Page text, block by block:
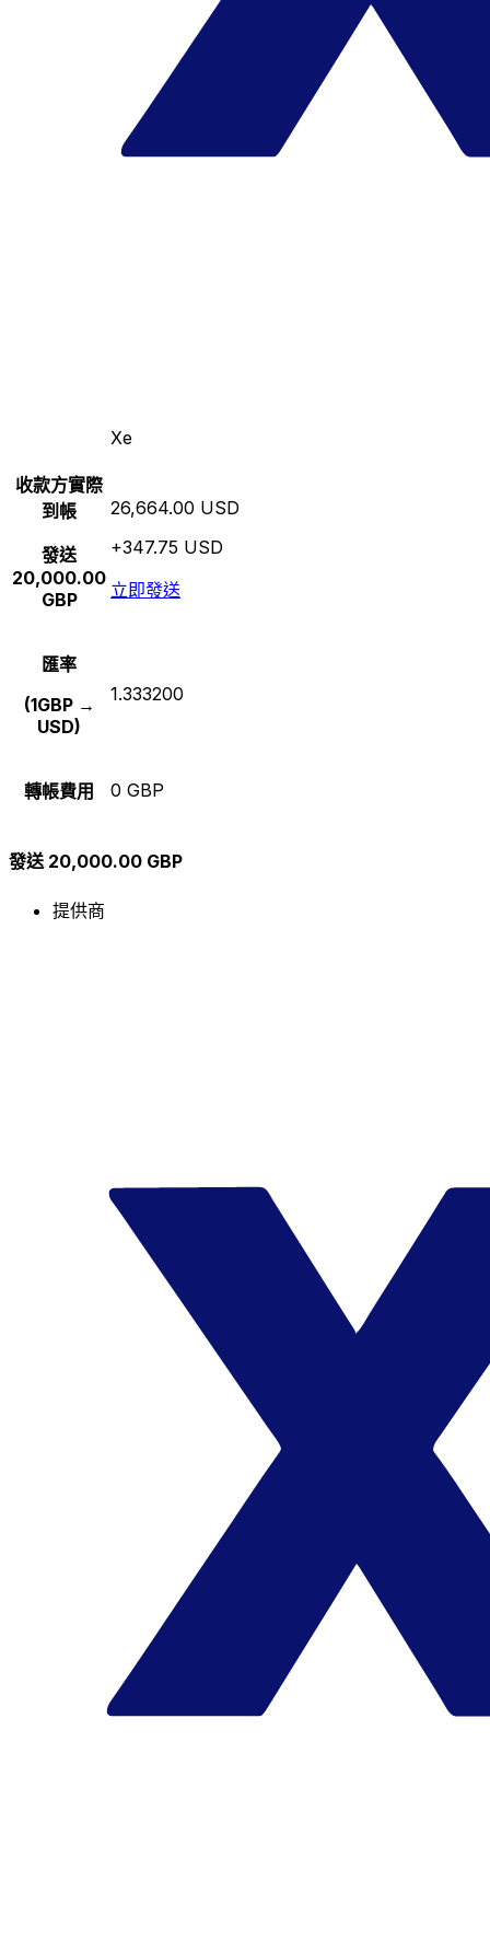
Xe
收款方實際
到帳
發送
20,000.00
GBP
26,664.00 USD
+347.75 USD
立即發送
匯率
(1GBP →
USD)
1.333200
轉帳費用 0 GBP
發送 20,000.00 GBP
提供商